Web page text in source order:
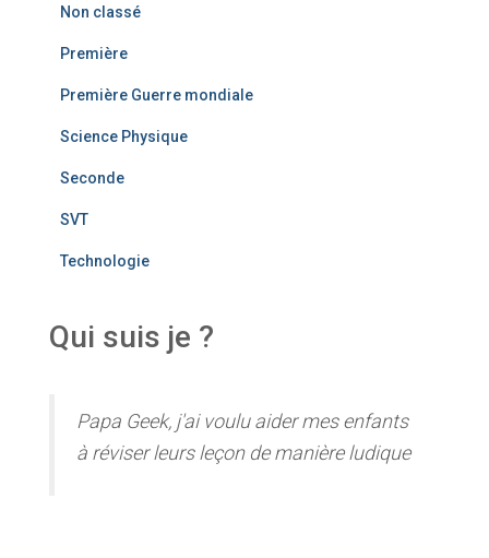
Non classé
Première
Première Guerre mondiale
Science Physique
Seconde
SVT
Technologie
Qui suis je ?
Papa Geek, j'ai voulu aider mes enfants
à réviser leurs leçon de manière ludique